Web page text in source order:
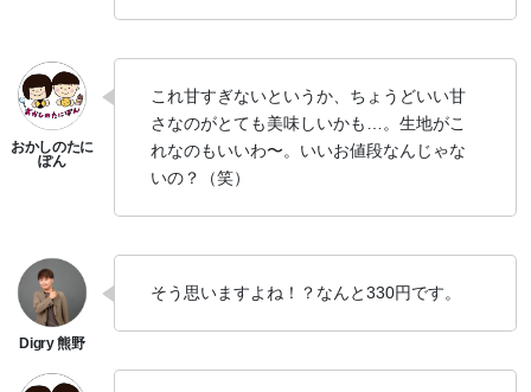
これ甘すぎないというか、ちょうどいい甘
さなのがとても美味しいかも…。生地がこ
れなのもいいわ〜。いいお値段なんじゃな
いの？（笑）
そう思いますよね！？なんと330円です。